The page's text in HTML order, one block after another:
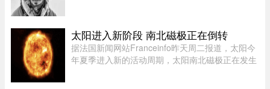
月2日，巴基斯坦阿尔卑斯俱 ...
太阳进入新阶段 南北磁极正在倒转
据法国新闻网站Franceinfo昨天周二报道，太阳今
年夏季进入新的活动周期，太阳南北磁极正在发生